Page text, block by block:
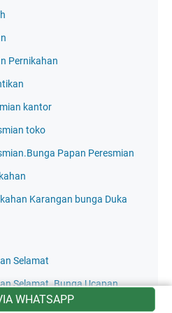
WHATSAPP
Pernikahan
kantor
toko
Papan Peresmian
Karangan bunga Duka
Selamat
Selamat. Bunga Ucapan